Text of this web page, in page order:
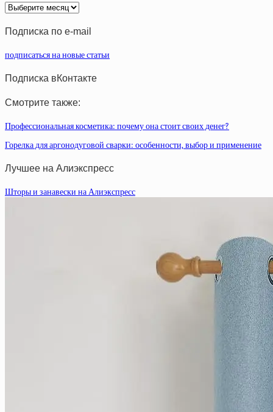
Архив
статей
Подписка по e-mail
подписаться на новые статьи
Подписка вКонтакте
Смотрите также:
Профессиональная косметика: почему она стоит своих денег?
Горелка для аргонодуговой сварки: особенности, выбор и применение
Лучшее на Алиэкспресс
Шторы и занавески на Алиэкспресс